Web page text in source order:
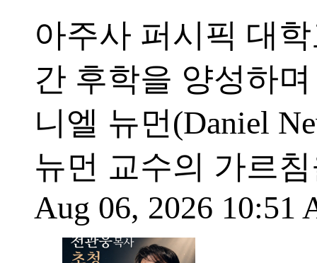
아주사 퍼시픽 대
간 후학을 양성하
니엘 뉴먼(Daniel
뉴먼 교수의 가르
Aug 06, 2026 10:51